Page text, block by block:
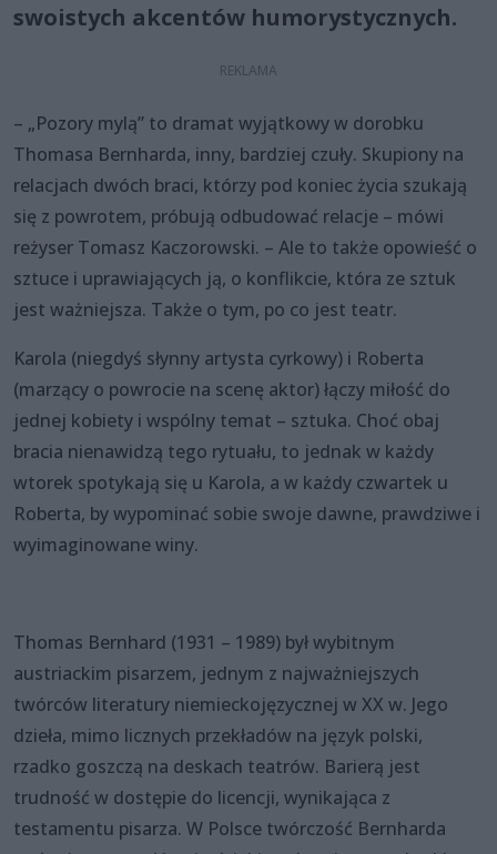
swoistych akcentów humorystycznych.
– „Pozory mylą” to dramat wyjątkowy w dorobku
Thomasa Bernharda, inny, bardziej czuły. Skupiony na
relacjach dwóch braci, którzy pod koniec życia szukają
się z powrotem, próbują odbudować relacje – mówi
reżyser Tomasz Kaczorowski. – Ale to także opowieść o
sztuce i uprawiających ją, o konflikcie, która ze sztuk
jest ważniejsza. Także o tym, po co jest teatr.
Karola (niegdyś słynny artysta cyrkowy) i Roberta
(marzący o powrocie na scenę aktor) łączy miłość do
jednej kobiety i wspólny temat – sztuka. Choć obaj
bracia nienawidzą tego rytuału, to jednak w każdy
wtorek spotykają się u Karola, a w każdy czwartek u
Roberta, by wypominać sobie swoje dawne, prawdziwe i
wyimaginowane winy.
Thomas Bernhard (1931 – 1989) był wybitnym
austriackim pisarzem, jednym z najważniejszych
twórców literatury niemieckojęzycznej w XX w. Jego
dzieła, mimo licznych przekładów na język polski,
rzadko goszczą na deskach teatrów. Barierą jest
trudność w dostępie do licencji, wynikająca z
testamentu pisarza. W Polsce twórczość Bernharda